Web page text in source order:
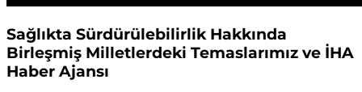
Sağlıkta Sürdürülebilirlik Hakkında
Birleşmiş Milletlerdeki Temaslarımız ve İHA
Haber Ajansı